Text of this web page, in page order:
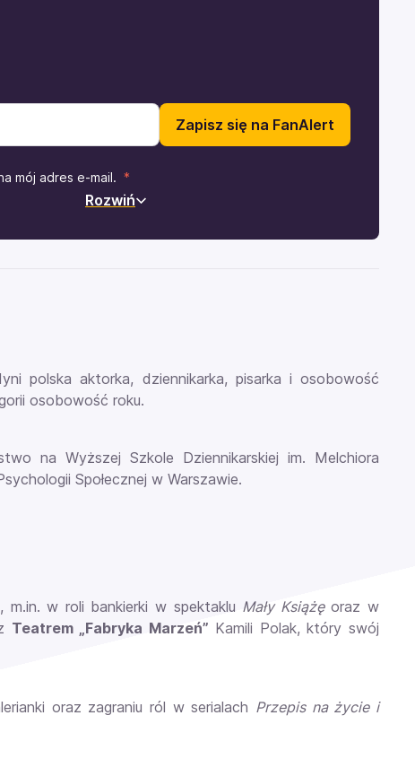
Zapisz się na FanAlert
mój adres e-mail.
Rozwiń
polska aktorka, dziennikarka, pisarka i osobowość
osobowość roku.
na Wyższej Szkole Dziennikarskiej im. Melchiora
Społecznej w Warszawie.
m.in. w roli bankierki w spektaklu Mały Książęoraz w
Teatrem „Fabryka Marzeń” Kamili Polak, który swój
oraz zagraniu ról w serialach Przepis na życie i